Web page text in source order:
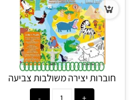
חוברות יצירה משולבות צביעה
והדבקות - סביב העולם - Avenir